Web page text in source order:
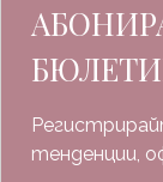
тенденции,